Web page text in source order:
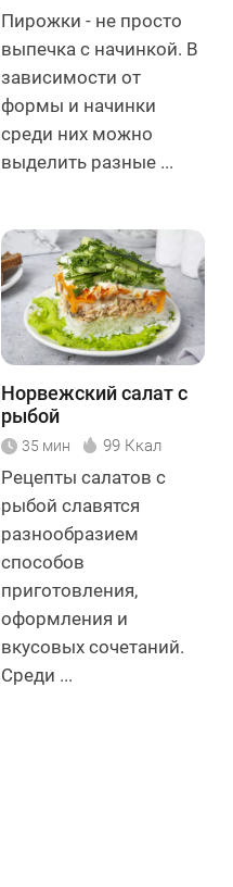
Пирожки - не просто
выпечка с начинкой. В
зависимости от
формы и начинки
среди них можно
выделить разные ...
Норвежский салат с
рыбой
35 мин 99 Ккал
Рецепты салатов с
рыбой славятся
разнообразием
способов
приготовления,
оформления и
вкусовых сочетаний.
Среди ...